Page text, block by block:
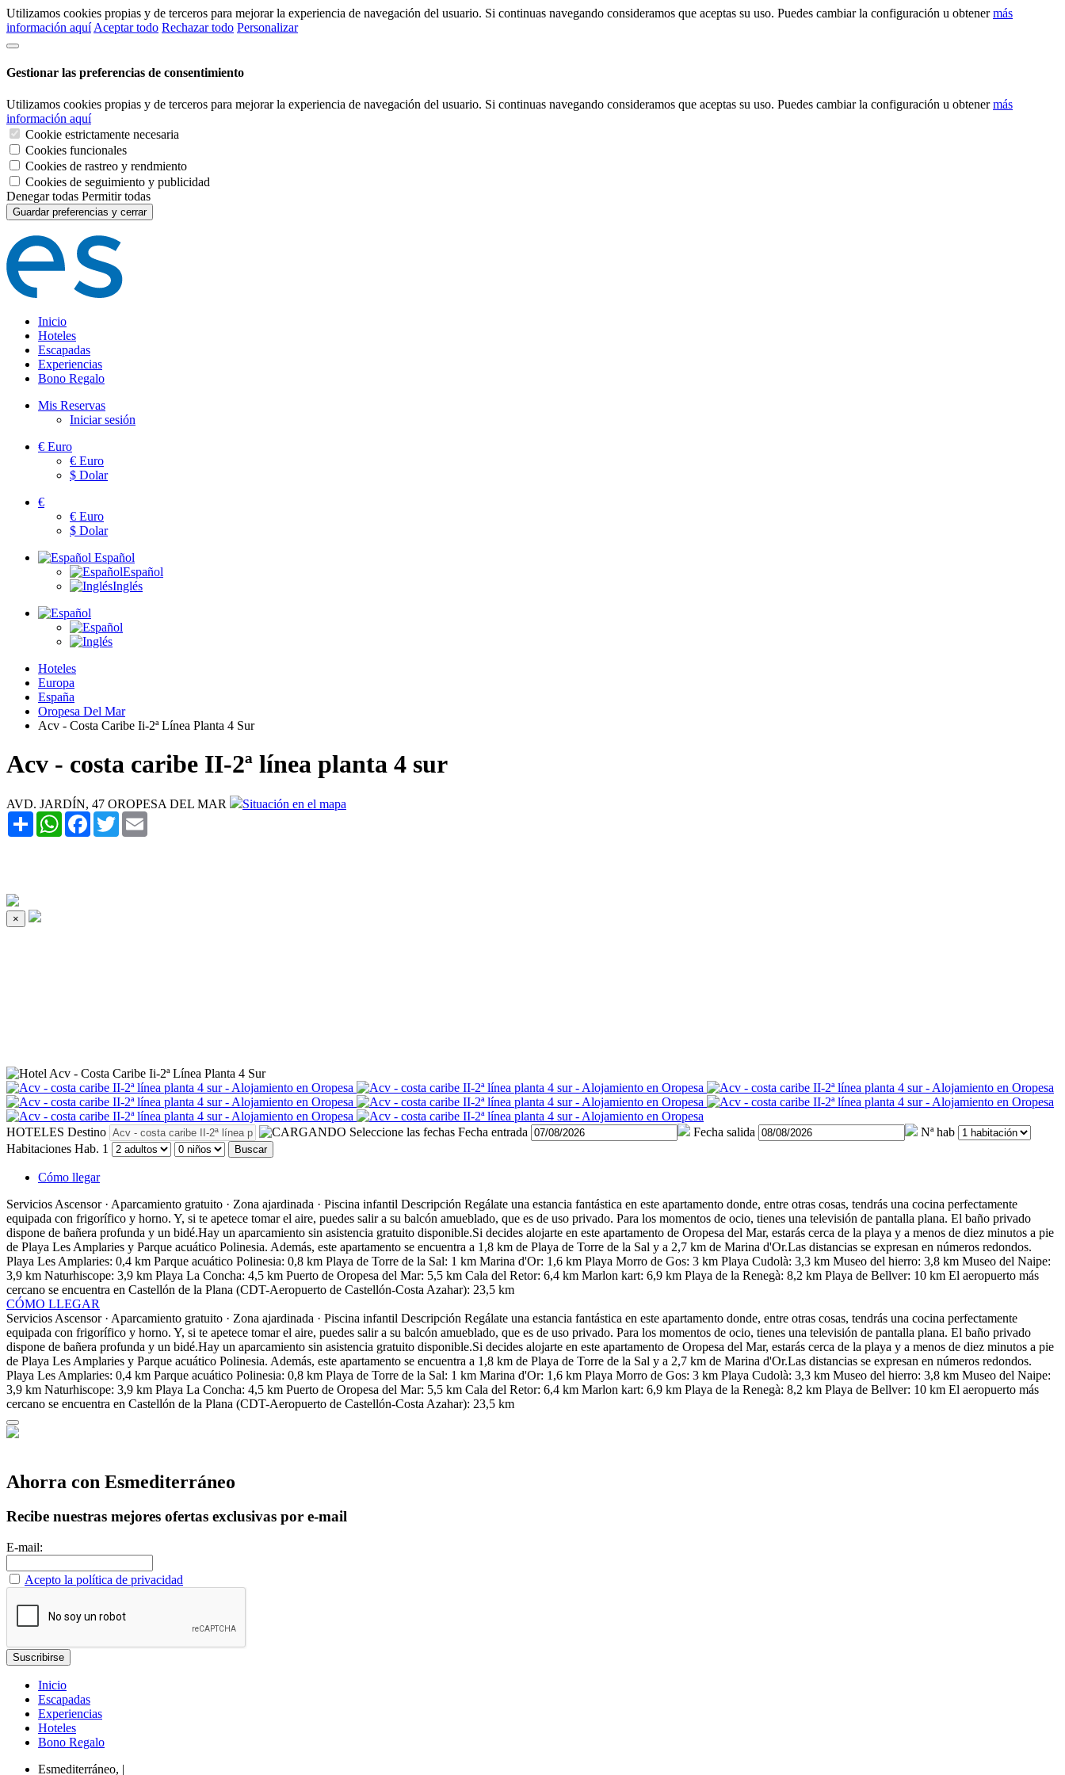
Utilizamos cookies propias y de terceros para mejorar la experiencia de navegación del usuario. Si continuas navegando consideramos que aceptas su uso. Puedes cambiar la configuración u obtenermás
información aquí Aceptar todo Rechazar todo Personalizar
Gestionar las preferencias de consentimiento
Utilizamos cookies propias y de terceros para mejorar la experiencia de navegación del usuario. Si continuas navegando consideramos que aceptas su uso. Puedes cambiar la configuración u obtenermás
información aquí
Cookie estrictamente necesaria
Cookies funcionales
Cookies de rastreo y rendmiento
Cookies de seguimiento y publicidad
Denegar todas Permitir todas
Guardar preferencias y cerrar
Inicio
Hoteles
Escapadas
Experiencias
Bono Regalo
Mis Reservas
Iniciar sesión
€ Euro
€ Euro
$ Dolar
€
€ Euro
$ Dolar
Español
Español
Inglés
Hoteles
Europa
España
Oropesa Del Mar
Acv - Costa Caribe Ii-2ª Línea Planta 4 Sur
Acv - costa caribe II-2ª línea planta 4 sur
AVD. JARDÍN, 47 OROPESA DEL MAR
Situación en el mapa
Share WhatsAppFacebook
Twitter
×
HOTELES Destino Seleccione las fechas Fecha entrada Fecha salida
Nª hab
Habitaciones Hab. 1 Buscar
Cómo llegar
Servicios Ascensor · Aparcamiento gratuito · Zona ajardinada · Piscina infantil Descripción Regálate una estancia fantástica en este apartamento donde, entre otras cosas, tendrás una cocina perfectamente
equipada con frigorífico y horno. Y, si te apetece tomar el aire, puedes salir a su balcón amueblado, que es de uso privado. Para los momentos de ocio, tienes una televisión de pantalla plana. El baño privado
dispone de bañera profunda y un bidé.Hay un aparcamiento sin asistencia gratuito disponible.Si decides alojarte en este apartamento de Oropesa del Mar, estarás cerca de la playa y a menos de diez minutos a pie
de Playa Les Amplaries y Parque acuático Polinesia. Además, este apartamento se encuentra a 1,8 km de Playa de Torre de la Sal y a 2,7 km de Marina d'Or.Las distancias se expresan en números redondos.
Playa Les Amplaries: 0,4 km Parque acuático Polinesia: 0,8 km Playa de Torre de la Sal: 1 km Marina d'Or: 1,6 km Playa Morro de Gos: 3 km Playa Cudolà: 3,3 km Museo del hierro: 3,8 km Museo del Naipe:
3,9 km Naturhiscope: 3,9 km Playa La Concha: 4,5 km Puerto de Oropesa del Mar: 5,5 km Cala del Retor: 6,4 km Marlon kart: 6,9 km Playa de la Renegà: 8,2 km Playa de Bellver: 10 km El aeropuerto más
cercano se encuentra en Castellón de la Plana (CDT-Aeropuerto de Castellón-Costa Azahar): 23,5 km
CÓMO LLEGAR
Servicios Ascensor · Aparcamiento gratuito · Zona ajardinada · Piscina infantil Descripción Regálate una estancia fantástica en este apartamento donde, entre otras cosas, tendrás una cocina perfectamente
equipada con frigorífico y horno. Y, si te apetece tomar el aire, puedes salir a su balcón amueblado, que es de uso privado. Para los momentos de ocio, tienes una televisión de pantalla plana. El baño privado
dispone de bañera profunda y un bidé.Hay un aparcamiento sin asistencia gratuito disponible.Si decides alojarte en este apartamento de Oropesa del Mar, estarás cerca de la playa y a menos de diez minutos a pie
de Playa Les Amplaries y Parque acuático Polinesia. Además, este apartamento se encuentra a 1,8 km de Playa de Torre de la Sal y a 2,7 km de Marina d'Or.Las distancias se expresan en números redondos.
Playa Les Amplaries: 0,4 km Parque acuático Polinesia: 0,8 km Playa de Torre de la Sal: 1 km Marina d'Or: 1,6 km Playa Morro de Gos: 3 km Playa Cudolà: 3,3 km Museo del hierro: 3,8 km Museo del Naipe:
3,9 km Naturhiscope: 3,9 km Playa La Concha: 4,5 km Puerto de Oropesa del Mar: 5,5 km Cala del Retor: 6,4 km Marlon kart: 6,9 km Playa de la Renegà: 8,2 km Playa de Bellver: 10 km El aeropuerto más
cercano se encuentra en Castellón de la Plana (CDT-Aeropuerto de Castellón-Costa Azahar): 23,5 km
Ahorra con Esmediterráneo
Recibe nuestras mejores ofertas exclusivas por e-mail
E-mail:
Acepto la política de privacidad
Inicio
Escapadas
Experiencias
Hoteles
Bono Regalo
Esmediterráneo, |